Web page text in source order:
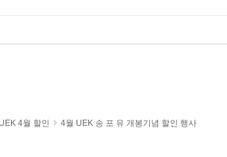
4월 할인
4월 UEK 송 포 유 개봉기념 할인 행사